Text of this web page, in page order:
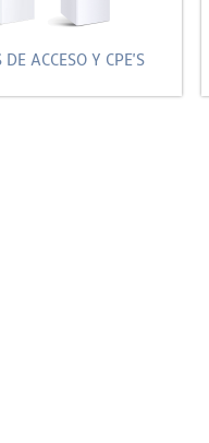
ACCESO Y CPE'S